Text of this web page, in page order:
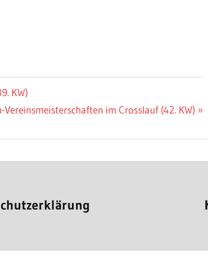
KW)
im Crosslauf (42. KW)